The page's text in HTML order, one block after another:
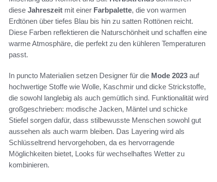
diese Jahreszeit mit einer Farbpalette, die von warmen
Erdtönen über tiefes Blau bis hin zu satten Rottönen reicht.
Diese Farben reflektieren die Naturschönheit und schaffen eine
warme Atmosphäre, die perfekt zu den kühleren Temperaturen
passt.
In puncto Materialien setzen Designer für die Mode 2023 auf
hochwertige Stoffe wie Wolle, Kaschmir und dicke Strickstoffe,
die sowohl langlebig als auch gemütlich sind. Funktionalität wird
großgeschrieben: modische Jacken, Mäntel und schicke
Stiefel sorgen dafür, dass stilbewusste Menschen sowohl gut
aussehen als auch warm bleiben. Das Layering wird als
Schlüsseltrend hervorgehoben, da es hervorragende
Möglichkeiten bietet, Looks für wechselhaftes Wetter zu
kombinieren.